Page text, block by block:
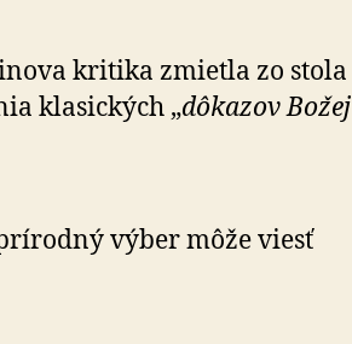
kritika zmietla zo stola
klasických „dôkazov Božej
výber môže viesť